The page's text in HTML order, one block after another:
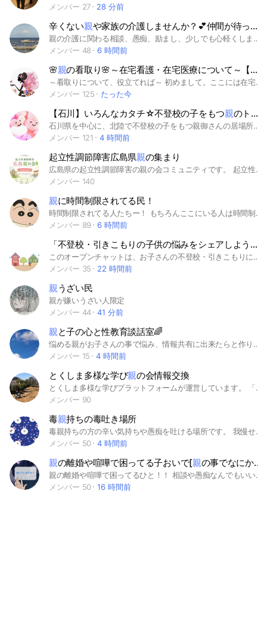
メンバー 27
28 分前
辛くない親や家族の介護しませんか？💕仲間が待ってます🎵 byこころ✨
親の介護に関わる相談、愚痴、励まし、少しでも心軽くしませんか？気の良い仲間が待ってまーす✋🎵気楽にお入りください💓💓💟無言即抜けは寂しいからしないでね✨また、承認時の名称変更は、入室後一週間経ってから一声かけてお願い致します😀混乱を避ける為にもご協力お願い致します✋
メンバー 48
6 時間前
🌸親の看取り🌸～在宅看護・在宅医療について～【本館】
～看取りについて、役立てれば～ 初めまして。ここには在宅で親を看取った方や、病院やホスピスで看取った方など色々な方がいます。 まさにいま介護の真っ只中のかたもいらっしゃいます。 訪問看護や福祉用具専門相談員、ケアマネさん等色々な方のお世話になりました。 誰しも初めての親の介護です。辛い事もあります。誰かに聞いて欲しい、どうしたらいいか分からない等あると思います。1人で抱え込まずに吐き出して下さい( ⁎ᵕᴗᵕ⁎ )❤︎ 今介護されている方はみんな同じ気持ちです☆ 入室の際、自己紹介をノートに書いて頂けると助かります(人 •͈ᴗ•͈) #看取り#訪問介護#訪問看護#訪問医#居宅介護支援#介護福祉#訪問入浴#胃瘻#痰吸引#家族が出来る医療行為#緩和ケア#1人で抱えないで#みんな一緒だよ
メンバー 125
たった今
【石川】いろんなカタチ☆不登校の子をもつ親のトークルーム
石川県を中心に、北陸で不登校の子をもつ親御さんの居場所です。子どもの不登校経験をもつママが運営♪質問大歓迎♡先輩ママの経験談、参考情報も発信！ ♯不登校 ♯親の会 ♯フリースクール ♯小学生 ♯中学生 ♯高校生 ♯思春期 ♯石川 ♯富山 ♯福井 ♯いろんなカタチ ♯居場所 ♯子育て ♯悩み ♯情報 ♯学び ♯いろんなカタチ ♯ママが元気に ♯中町秀美 ♯石垣恵美
メンバー 121
4 時間前
起立性調節障害広島県親の集まり
広島県の起立性調節障害の親の会コミュニティです。 起立性調節障害を発症もしくは、疑いがある子供さんがいらっしゃる現在、広島県内在住の方限定のコミュとなります。 県内の身近で同じ悩みを持つ親だから出来る学校の話や病院など、いろんなお話の場所として活用中。 病気になり、戸惑うことはたくさんあります。 情報交換しながら、 お互い今を乗り越えていきましょう #起立性調節障害#広島県 #起立性調節障害広島#OD
メンバー 140
親に時間制限されてる民！
時間制限されてる人たちー！ もちろんここにいる人は時間制限されてるつもりなので、通知もうるさくないと思います！ 自由にゆったり話しましょ！ 年齢、性別関係なし！ 名前の最後に制限されてる時間書いてくださると嬉しいです！ 例…あいうえお1時間 #時間制限 #時間 #制限 #スマホ #親
メンバー 89
6 時間前
「不登校・引きこもりの子供の悩みをシェアしよう」不登校・引きこもりから社会での活躍を目指す
このオープンチャットは、お子さんの不登校・引きこもりに悩む家族のフリートークの場です。似た境遇の方とお話ししたり、悩みをシェアすることで、気持ちが楽になればいいなと思っています。 ぜひ、ここで悩みを話してみてください。 また情報シェアも大歓迎です。 運営は、新大阪で、不登校・引きこもり支援をしているFun Step School（合同会社IPEL）です。 https://ipel.co.jp 私達、不登校・引きこもり支援のサポーターもチャットでお話しさせていただきます。 #不登校 #不登校の親 #引きこもり #引きこもりの家族
メンバー 35
22 時間前
親うざい民
親が嫌いうざい人限定
メンバー 44
41 分前
親と子の心と性教育談話室🌈
悩める親がお子さんの事で悩み、情報共有に出来たらと作りました🎶
メンバー 15
4 時間前
とくしま多様な学び親の会情報交換
とくしま多様な学びプラットフォームが運営しています。 「不登校の親の会」「多様な学びの場」「居場所」「不登校に関する講演会」「相談窓口」などなどの情報交換の場を目指しています。情報提供も大歓迎です。 #徳島 #徳島県 #不登校 #行き渋り #五月雨登校 #フリースクール #オルタナティブスクール #フリースペース #放課後等デイサービス #心療内科 #精神科 #発達障害 #引きこもり #特別支援 #インクルーシブ #小学生 #中学生 #高校生 #高校受験 #通信制高校 #官民連携 #教育委員会 #教育支援センター
メンバー 90
毒親持ちの毒吐き場所
毒親持ちの方の辛い気持ちや愚痴を吐ける場所です。 我慢せずに皆で吐き出し、助け合い出来ればと思います。 皆さんで励まし合いましょ!! #毒親 #毒親持ち
メンバー 50
4 時間前
親の離婚や喧嘩で困ってる子おいで[親の事でなにか困ってる方もok]
親の離婚や喧嘩で困ってるひと！！ 相談や愚痴なんでもいいです🙆🏼‍♀️ すごくいいひとたちしか居ないので 是非入ってください🎶 ひとりで抱え込まず誰かに話して みましょ！！！！🫠
メンバー 50
16 時間前